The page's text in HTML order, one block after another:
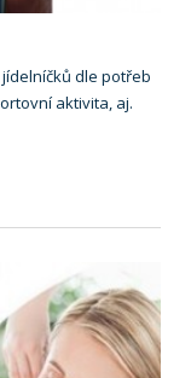
dle potřeb
aktivita, aj.